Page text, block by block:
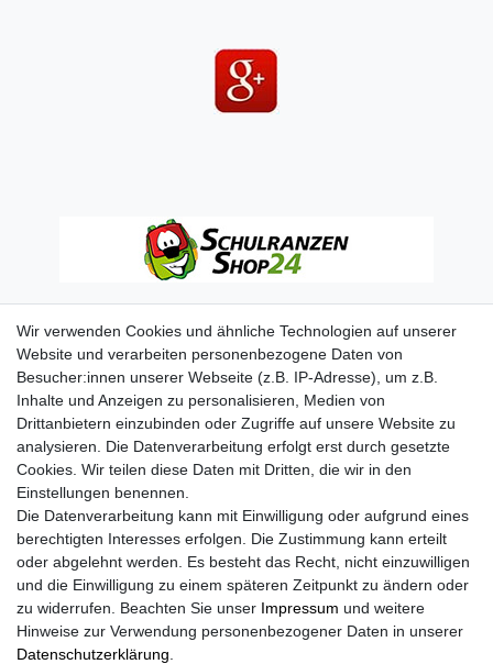
Wir verwenden Cookies und ähnliche Technologien auf unserer
Website und verarbeiten personenbezogene Daten von
Besucher:innen unserer Webseite (z.B. IP-Adresse), um z.B.
Inhalte und Anzeigen zu personalisieren, Medien von
Drittanbietern einzubinden oder Zugriffe auf unsere Website zu
analysieren. Die Datenverarbeitung erfolgt erst durch gesetzte
Cookies. Wir teilen diese Daten mit Dritten, die wir in den
Einstellungen benennen.
Die Datenverarbeitung kann mit Einwilligung oder aufgrund eines
berechtigten Interesses erfolgen. Die Zustimmung kann erteilt
oder abgelehnt werden. Es besteht das Recht, nicht einzuwilligen
und die Einwilligung zu einem späteren Zeitpunkt zu ändern oder
zu widerrufen. Beachten Sie unser Impressum und weitere
Hinweise zur Verwendung personenbezogener Daten in unserer
Daten­schutz­erklärung